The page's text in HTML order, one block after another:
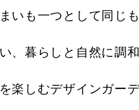
いも一つとして同じ
暮らしと自然に調
楽しむデザインガー